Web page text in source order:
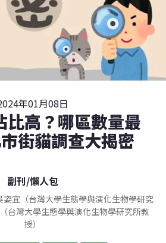
年01月08日
比高？哪區數量最
街貓調查大揭密
副刊/懶人包
宜（台灣大學生態學與演化生物學研究
台灣大學生態學與演化生物學研究所教
授）